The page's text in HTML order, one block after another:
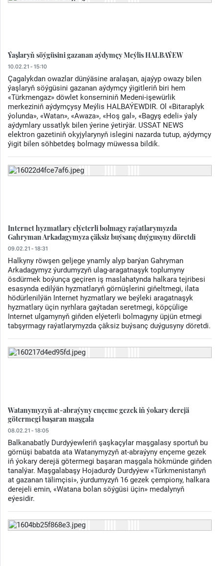
Ýaşlaryň söýgüsini gazanan aýdymçy Meýlis HALBAÝEW
10.02.21 - 15:10
Çagalykdan owazlar dünýäsine aralaşan, ajaýyp owazy bilen
ýaşlaryň söýgüsini gazanan aýdymçy ýigitleriň biri hem
«Türkmengaz» döwlet konserniniň Medeni-işewürlik
merkeziniň aýdymçysy Meýlis HALBAÝEWDIR. Ol «Bitaraplyk
ýolunda», «Watan», «Awaza», «Hoş gal», «Bagyş edeli» ýaly
aýdymlary ussatlyk bilen ýerine ýetirýär. USSAT NEWS
elektron gazetiniň okyjylarynyň islegini nazarda tutup, aýdymçy
ýigit bilen söhbetdeş bolmagy müwessa bildik.
Internet hyzmatlary elýeterli bolmagy raýatlarymyzda
Gahryman Arkadagymyza çäksiz buýsanç duýgusyny döretdi
09.02.21 - 18:31
Halkyny röwşen geljege ynamly alyp barýan Gahryman
Arkadagymyz ýurdumyzyň ulag-aragatnaşyk toplumyny
ösdürmek boýunça geçiren iş maslahatynda halkara tejribesi
esasynda edilýän hyzmatlaryň görnüşlerini giňeltmegi, ilata
hödürlenilýän Internet hyzmatlary we beýleki aragatnaşyk
hyzmatlary üçin nyrhlara gaýtadan seretmegi, köpçülige
Internet ulgamynyň giňden elýeterli bolmagyny üpjün etmegi
tabşyrmagy raýatlarymyzda çäksiz buýsanç duýgusyny döretdi.
Watanymyzyň at-abraýyny ençeme gezek iň ýokary derejä
götermegi başaran maşgala
08.02.21 - 18:05
Balkanabatly Durdyýewleriň şaşkaçylar maşgalasy sportuň bu
görnüşi babatda ata Watanymyzyň at-abraýyny ençeme gezek
iň ýokary derejä götermegi başaran maşgala hökmünde giňden
tanalýar. Maşgalabaşy Hojadurdy Durdyýew «Türkmenistanyň
at gazanan tälimçisi», ýurdumyzyň 16 gezek çempiony, halkara
derejeli emin, «Watana bolan söýgüsi üçin» medalynyň
eýesidir.